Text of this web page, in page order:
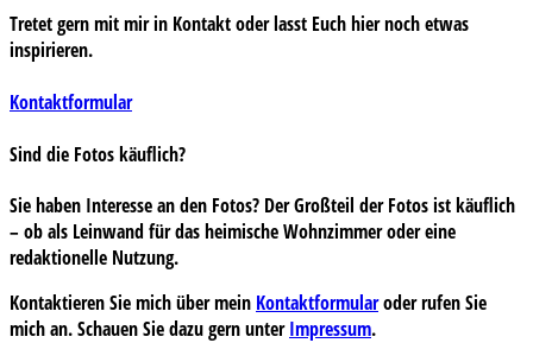
Tretet gern mit mir in Kontakt oder lasst Euch hier noch etwas
inspirieren.
Kontaktformular
Sind die Fotos käuflich?
Sie haben Interesse an den Fotos? Der Großteil der Fotos ist käuflich
– ob als Leinwand für das heimische Wohnzimmer oder eine
redaktionelle Nutzung.
Kontaktieren Sie mich über mein Kontaktformularoder rufen Sie
mich an. Schauen Sie dazu gern unterImpressum.